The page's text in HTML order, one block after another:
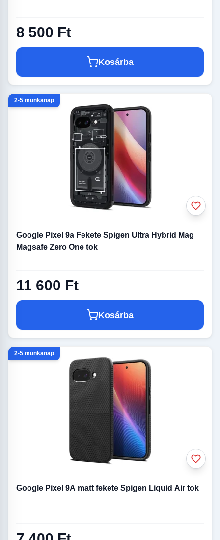
8 500 Ft
Kosárba
2-5 munkanap
Google Pixel 9a Fekete Spigen Ultra Hybrid Mag
Magsafe Zero One tok
11 600 Ft
Kosárba
2-5 munkanap
Google Pixel 9A matt fekete Spigen Liquid Air tok